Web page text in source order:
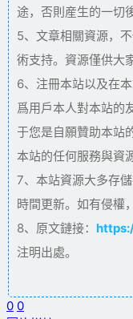
途，否則産生的一切
5、文章相關資源，
術支持。資源僅供大
6、注冊本站以及在
爲用戶本人對本站的
于您是自願贊助本站
本站的任何服務與資
7、本站資源大多存
時間更新。如有侵權
8、原文鏈接：
注明出處。
0 0